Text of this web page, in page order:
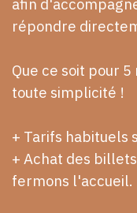
répondre
Que ce soit pour
toute simplicité !
+ Tarifs habituels
+ Achat des
fermons l'accueil.